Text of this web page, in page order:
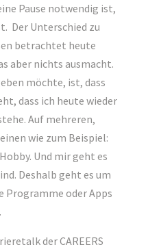
Pause notwendig ist,
Der Unterschied zu
betrachtet heute
aber nichts ausmacht.
möchte, ist, dass
dass ich heute wieder
Auf mehreren,
wie zum Beispiel:
Und mir geht es
Deshalb geht es um
Programme oder Apps
der CAREERS